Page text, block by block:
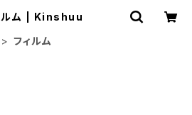
ルム | Kinshuu
フィルム